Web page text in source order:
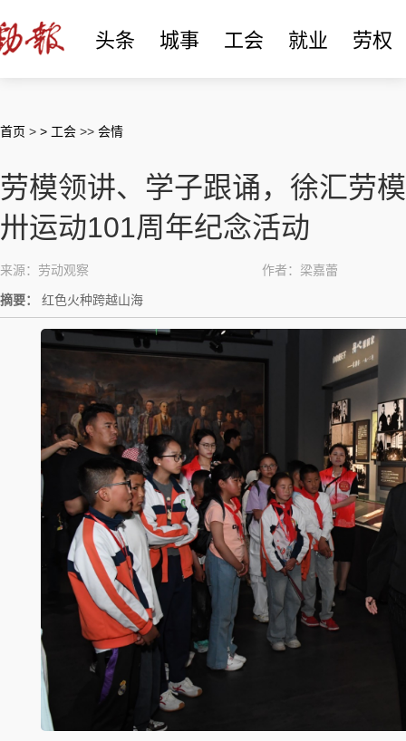
头条 城事 工会 就业 劳权
首页 > > 工会 >> 会情
劳模领讲、学子跟诵，徐汇劳
卅运动101周年纪念活动
来源：劳动观察 作者：梁嘉蕾
摘要： 红色火种跨越山海